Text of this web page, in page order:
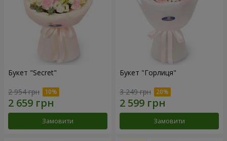
Букет "Secret"
2 954 грн
Замовити
Букет "Горлиця"
3 249 грн
Замовити